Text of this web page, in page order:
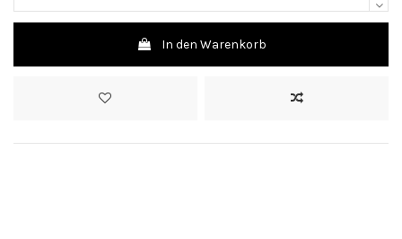
In den Warenkorb